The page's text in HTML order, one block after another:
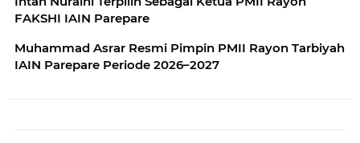
FAKSHI IAIN Parepare
Muhammad Asrar Resmi Pimpin PMII Rayon Tarbiyah
IAIN Parepare Periode 2026–2027